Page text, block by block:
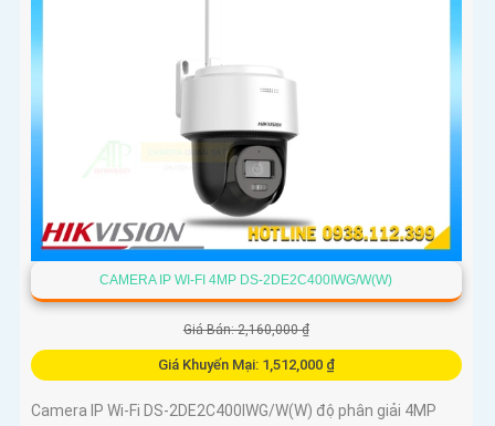
CAMERA IP WI-FI 4MP DS-2DE2C400IWG/W(W)
Giá Bán: 2,160,000 ₫
Giá Khuyến Mại: 1,512,000 ₫
Camera IP Wi-Fi DS-2DE2C400IWG/W(W) độ phân giải 4MP